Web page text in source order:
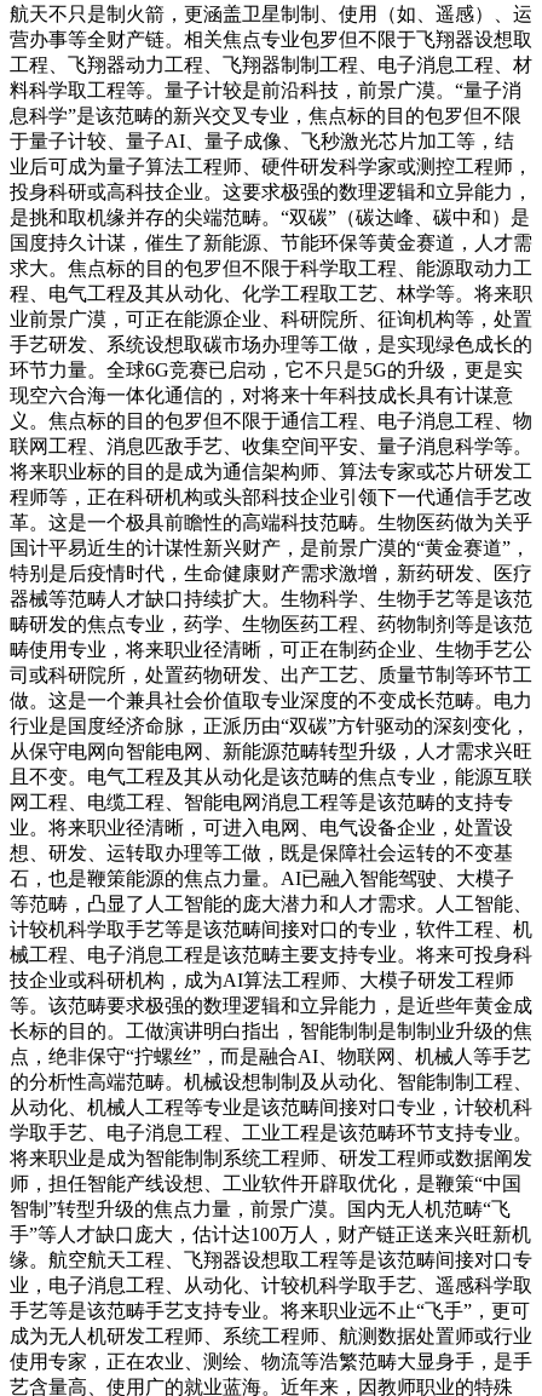
航天不只是制火箭，更涵盖卫星制制、使用（如、遥感）、运
营办事等全财产链。相关焦点专业包罗但不限于飞翔器设想取
工程、飞翔器动力工程、飞翔器制制工程、电子消息工程、材
料科学取工程等。量子计较是前沿科技，前景广漠。“量子消
息科学”是该范畴的新兴交叉专业，焦点标的目的包罗但不限
于量子计较、量子AI、量子成像、飞秒激光芯片加工等，结
业后可成为量子算法工程师、硬件研发科学家或测控工程师，
投身科研或高科技企业。这要求极强的数理逻辑和立异能力，
是挑和取机缘并存的尖端范畴。“双碳”（碳达峰、碳中和）是
国度持久计谋，催生了新能源、节能环保等黄金赛道，人才需
求大。焦点标的目的包罗但不限于科学取工程、能源取动力工
程、电气工程及其从动化、化学工程取工艺、林学等。将来职
业前景广漠，可正在能源企业、科研院所、征询机构等，处置
手艺研发、系统设想取碳市场办理等工做，是实现绿色成长的
环节力量。全球6G竞赛已启动，它不只是5G的升级，更是实
现空六合海一体化通信的，对将来十年科技成长具有计谋意
义。焦点标的目的包罗但不限于通信工程、电子消息工程、物
联网工程、消息匹敌手艺、收集空间平安、量子消息科学等。
将来职业标的目的是成为通信架构师、算法专家或芯片研发工
程师等，正在科研机构或头部科技企业引领下一代通信手艺改
革。这是一个极具前瞻性的高端科技范畴。生物医药做为关乎
国计平易近生的计谋性新兴财产，是前景广漠的“黄金赛道”，
特别是后疫情时代，生命健康财产需求激增，新药研发、医疗
器械等范畴人才缺口持续扩大。生物科学、生物手艺等是该范
畴研发的焦点专业，药学、生物医药工程、药物制剂等是该范
畴使用专业，将来职业径清晰，可正在制药企业、生物手艺公
司或科研院所，处置药物研发、出产工艺、质量节制等环节工
做。这是一个兼具社会价值取专业深度的不变成长范畴。电力
行业是国度经济命脉，正派历由“双碳”方针驱动的深刻变化，
从保守电网向智能电网、新能源范畴转型升级，人才需求兴旺
且不变。电气工程及其从动化是该范畴的焦点专业，能源互联
网工程、电缆工程、智能电网消息工程等是该范畴的支持专
业。将来职业径清晰，可进入电网、电气设备企业，处置设
想、研发、运转取办理等工做，既是保障社会运转的不变基
石，也是鞭策能源的焦点力量。AI已融入智能驾驶、大模子
等范畴，凸显了人工智能的庞大潜力和人才需求。人工智能、
计较机科学取手艺等是该范畴间接对口的专业，软件工程、机
械工程、电子消息工程是该范畴主要支持专业。将来可投身科
技企业或科研机构，成为AI算法工程师、大模子研发工程师
等。该范畴要求极强的数理逻辑和立异能力，是近些年黄金成
长标的目的。工做演讲明白指出，智能制制是制制业升级的焦
点，绝非保守“拧螺丝”，而是融合AI、物联网、机械人等手艺
的分析性高端范畴。机械设想制制及从动化、智能制制工程、
从动化、机械人工程等专业是该范畴间接对口专业，计较机科
学取手艺、电子消息工程、工业工程是该范畴环节支持专业。
将来职业是成为智能制制系统工程师、研发工程师或数据阐发
师，担任智能产线设想、工业软件开辟取优化，是鞭策“中国
智制”转型升级的焦点力量，前景广漠。国内无人机范畴“飞
手”等人才缺口庞大，估计达100万人，财产链正送来兴旺新机
缘。航空航天工程、飞翔器设想取工程等是该范畴间接对口专
业，电子消息工程、从动化、计较机科学取手艺、遥感科学取
手艺等是该范畴手艺支持专业。将来职业远不止“飞手”，更可
成为无人机研发工程师、系统工程师、航测数据处置师或行业
使用专家，正在农业、测绘、物流等浩繁范畴大显身手，是手
艺含量高、使用广的就业蓝海。近年来，因教师职业的特殊